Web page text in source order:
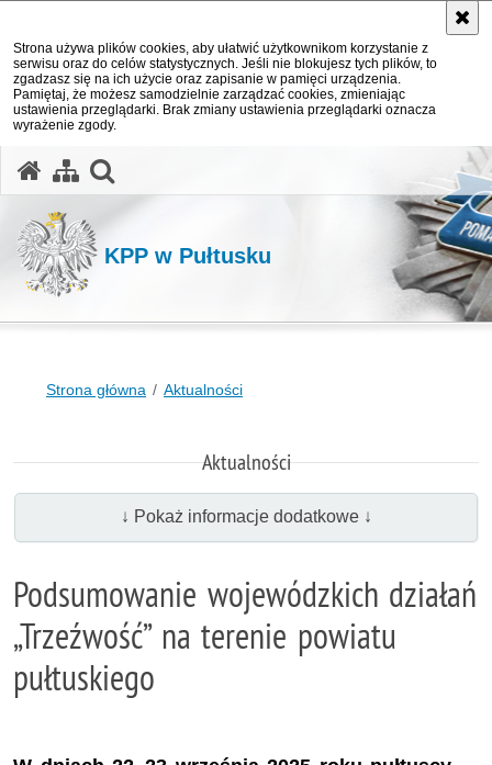
Strona używa plików cookies, aby ułatwić użytkownikom korzystanie z
serwisu oraz do celów statystycznych. Jeśli nie blokujesz tych plików, to
zgadzasz się na ich użycie oraz zapisanie w pamięci urządzenia.
Pamiętaj, że możesz samodzielnie zarządzać cookies, zmieniając
ustawienia przeglądarki. Brak zmiany ustawienia przeglądarki oznacza
wyrażenie zgody.
KPP w Pułtusku
Strona główna Aktualności
Aktualności
↓ Pokaż informacje dodatkowe ↓
Podsumowanie wojewódzkich działań
„Trzeźwość” na terenie powiatu
pułtuskiego